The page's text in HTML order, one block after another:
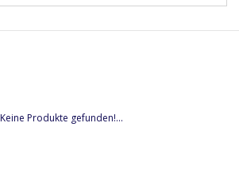
Keine Produkte gefunden!...